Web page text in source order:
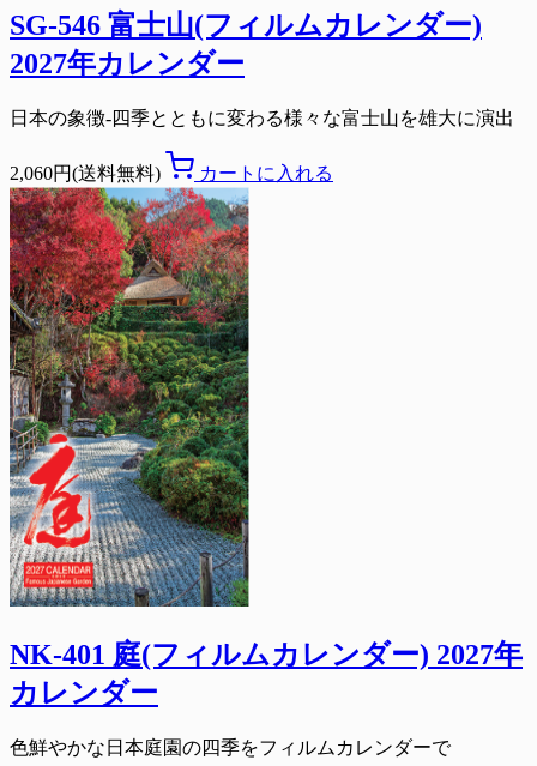
SG-546 富士山(フィルムカレンダー)
2027年カレンダー
日本の象徴-四季とともに変わる様々な富士山を雄大に演出
2,060円(送料無料) カートに入れる
NK-401 庭(フィルムカレンダー) 2027年
カレンダー
色鮮やかな日本庭園の四季をフィルムカレンダーで